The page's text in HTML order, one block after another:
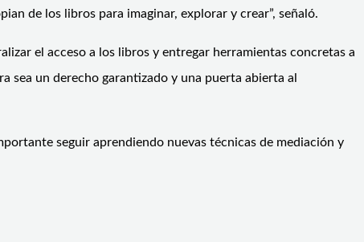
de los libros para imaginar, explorar y crear”, señaló.
el acceso a los libros y entregar herramientas concretas a
sea un derecho garantizado y una puerta abierta al
seguir aprendiendo nuevas técnicas de mediación y